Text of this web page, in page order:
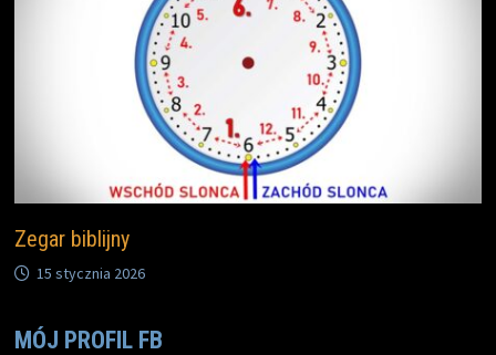
Zegar biblijny
15 stycznia 2026
MÓJ PROFIL FB